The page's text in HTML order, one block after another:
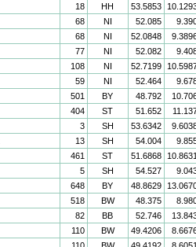
18 HH 53.5853
68 NI 52.085
68 NI 52.0848
77 NI 52.082
108 NI 52.7199
59 NI 52.464
501 BY 48.792
404 ST 51.652
3 SH 53.6342
13 SH 54.004
461 ST 51.6868
5 SH 54.527
648 BY 48.8629
518 BW 48.375
82 BB 52.746
110 BW 49.4206
110 BW 49.4192